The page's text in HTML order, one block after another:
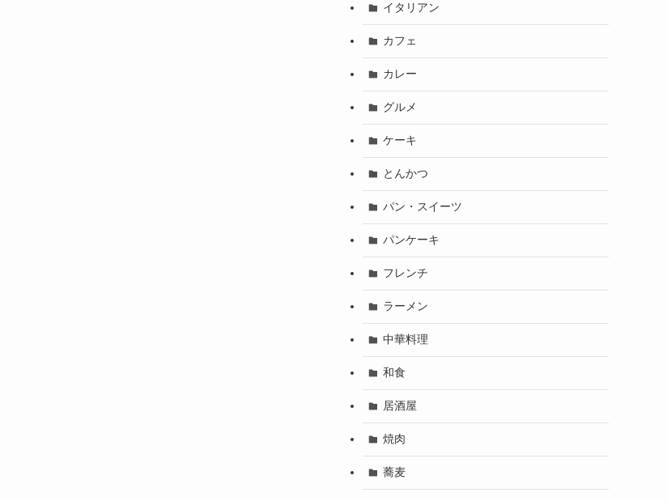
イタリアン
カフェ
カレー
グルメ
ケーキ
とんかつ
パン・スイーツ
パンケーキ
フレンチ
ラーメン
中華料理
和食
居酒屋
焼肉
蕎麦